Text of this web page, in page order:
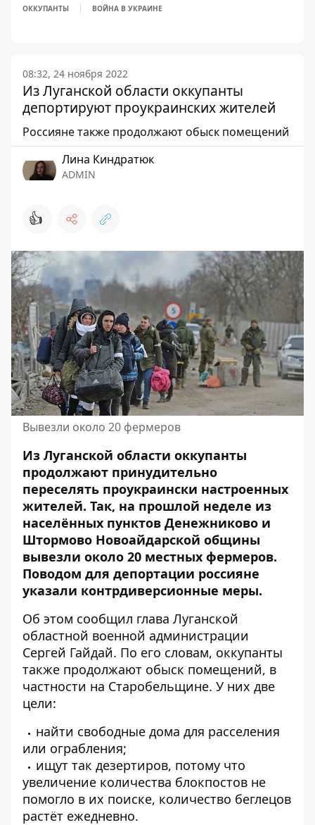
ОККУПАНТЫ ВОЙНА В УКРАИНЕ
08:32, 24 ноября 2022
Из Луганской области оккупанты
депортируют проукраинских жителей
Россияне также продолжают обыск помещений
Лина Киндратюк
ADMIN
👍
Вывезли около 20 фермеров
Из Луганской области оккупанты
продолжают принудительно
переселять проукраински настроенных
жителей. Так, на прошлой неделе из
населённых пунктов Денежниково и
Штормово Новоайдарской общины
вывезли около 20 местных фермеров.
Поводом для депортации россияне
указали контрдиверсионные меры.
Об этом сообщил глава Луганской
областной военной администрации
Сергей Гайдай. По его словам, оккупанты
также продолжают обыск помещений, в
частности на Старобельщине. У них две
цели:
найти свободные дома для расселения
или ограбления;
ищут так дезертиров, потому что
увеличение количества блокпостов не
помогло в их поиске, количество беглецов
растёт ежедневно.